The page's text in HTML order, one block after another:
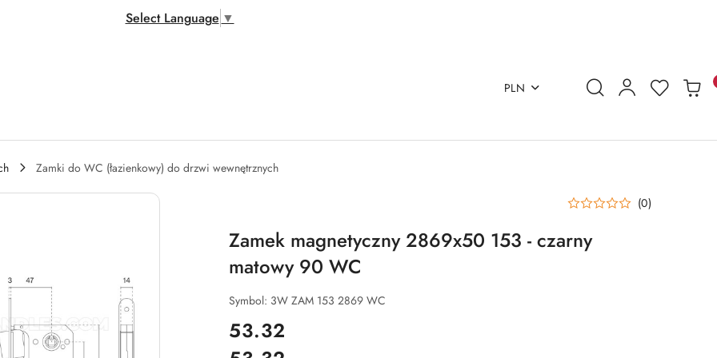
Select Language ▼
PLN
Zamki do WC (łazienkowy) do drzwi wewnętrznych
(0)
Zamek magnetyczny 2869x50 153 - czarny
matowy 90 WC
Symbol: 3W ZAM 153 2869 WC
cena:
53.32